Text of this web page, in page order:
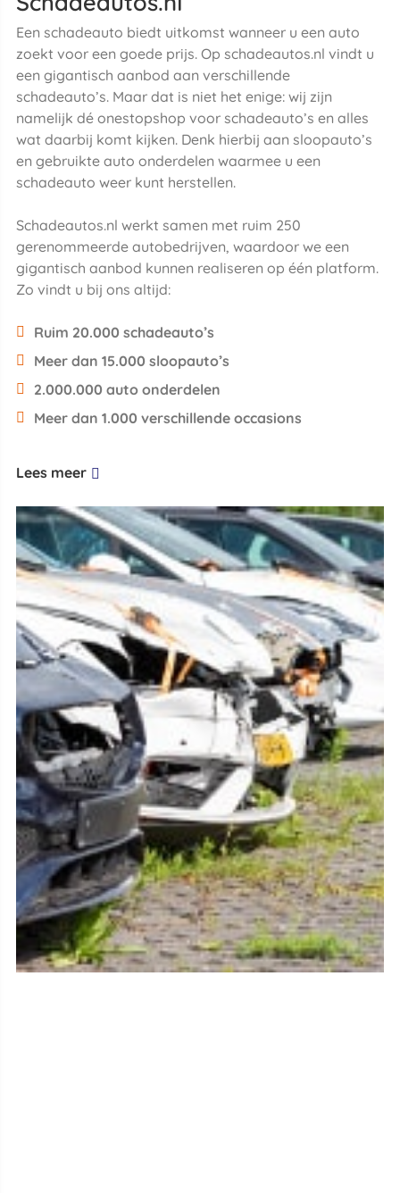
Een schadeauto biedt uitkomst wanneer u een auto
zoekt voor een goede prijs. Op schadeautos.nl vindt u
een gigantisch aanbod aan verschillende
schadeauto’s. Maar dat is niet het enige: wij zijn
namelijk dé onestopshop voor schadeauto’s en alles
wat daarbij komt kijken. Denk hierbij aan sloopauto’s
en gebruikte auto onderdelen waarmee u een
schadeauto weer kunt herstellen.
Schadeautos.nl werkt samen met ruim 250
gerenommeerde autobedrijven, waardoor we een
gigantisch aanbod kunnen realiseren op één platform.
Zo vindt u bij ons altijd:
Ruim 20.000 schadeauto’s
Meer dan 15.000 sloopauto’s
2.000.000 auto onderdelen
Meer dan 1.000 verschillende occasions
Lees meer